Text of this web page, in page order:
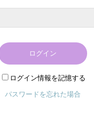
ログイン
ログイン情報を記憶する
パスワードを忘れた場合